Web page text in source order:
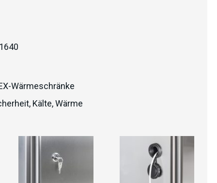
Wärmeschränke
, Kälte,Wärme